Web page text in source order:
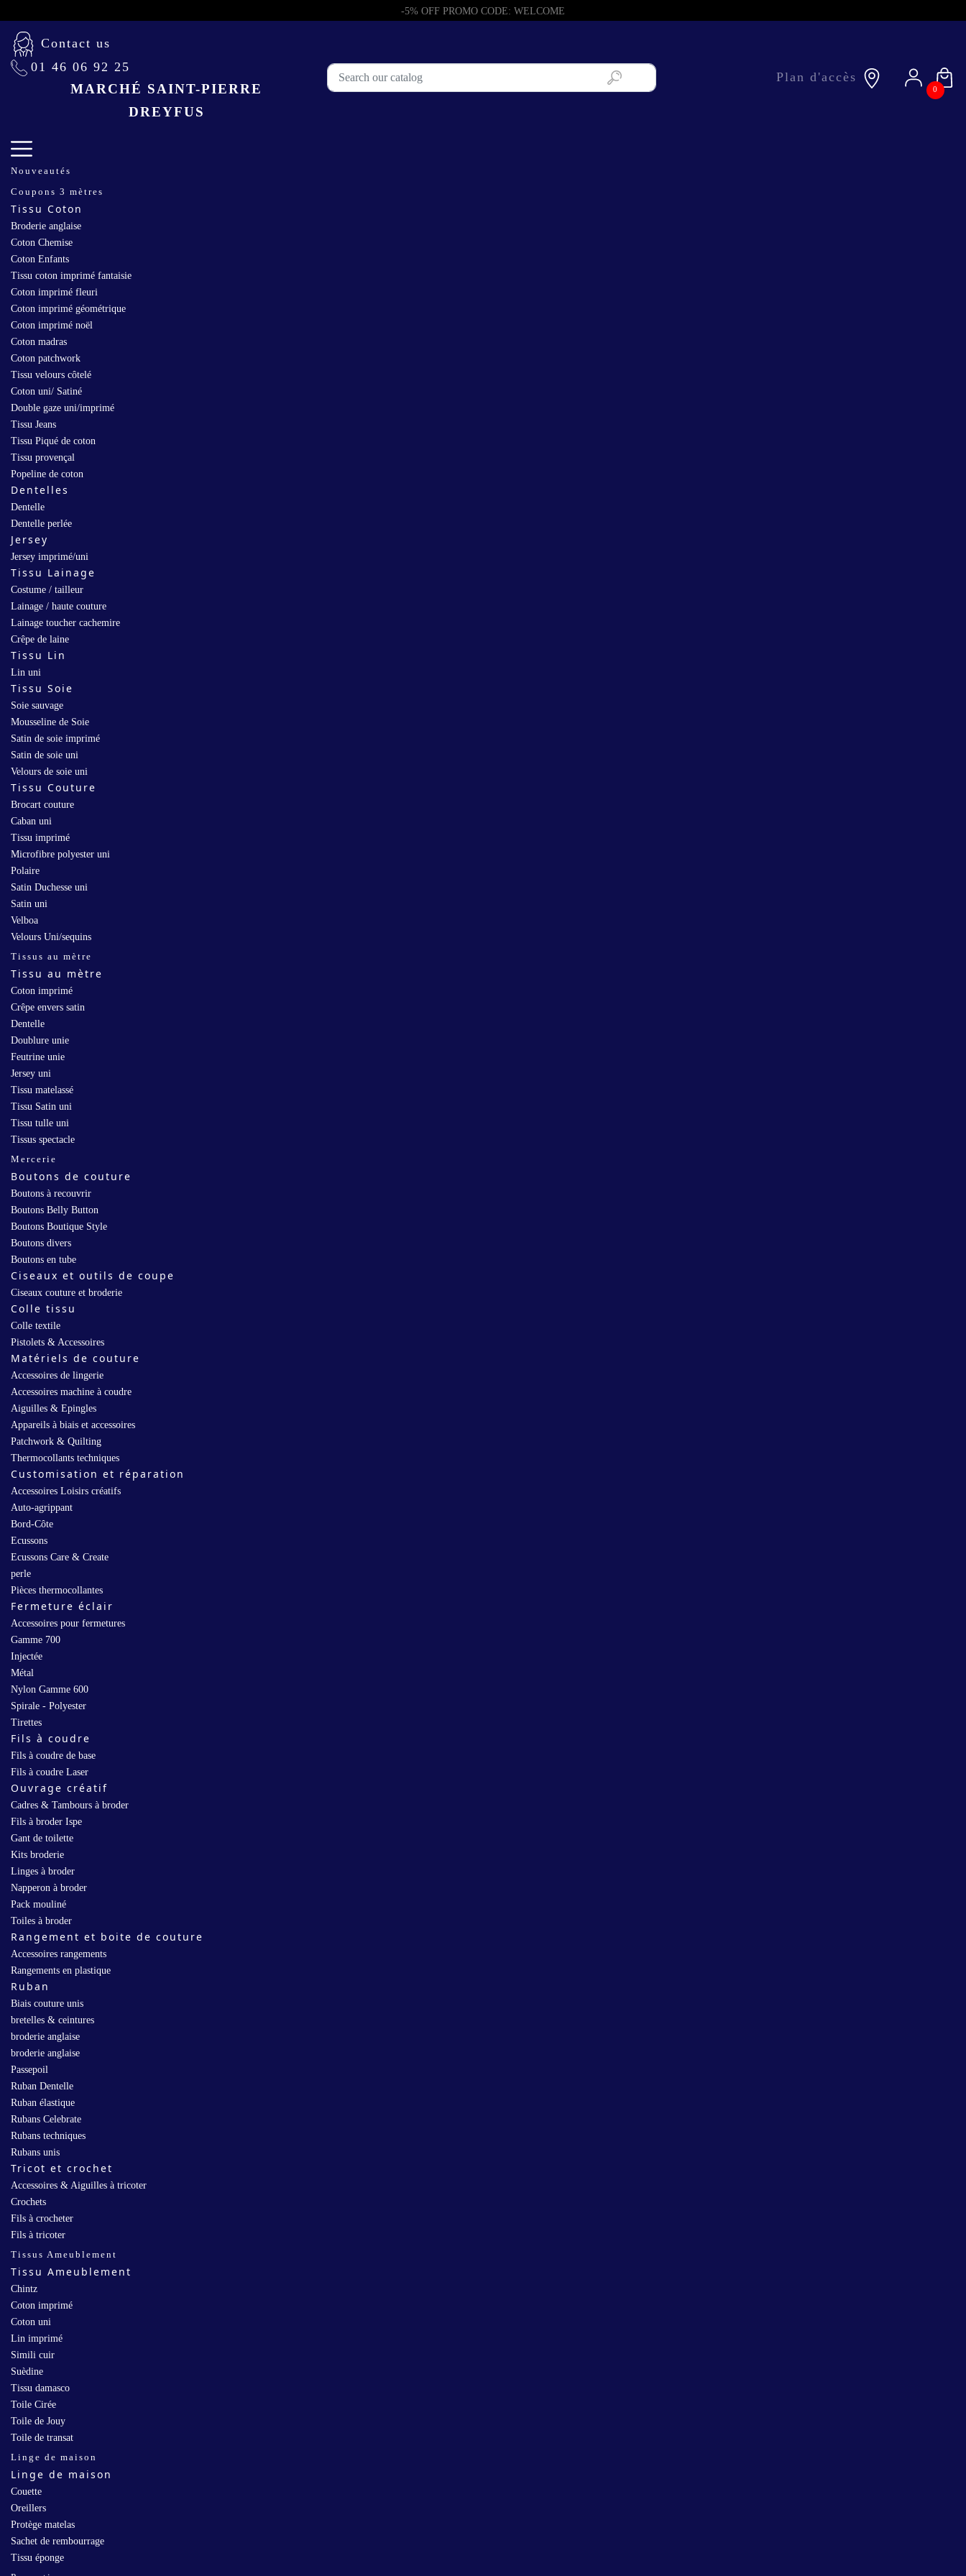
-5% OFF PROMO CODE: WELCOME
Contact us
01 46 06 92 25
MARCHÉ SAINT-PIERRE
DREYFUS
Plan d'accès
0
Nouveautés
Coupons 3 mètres
Tissu Coton
Broderie anglaise
Coton Chemise
Coton Enfants
Tissu coton imprimé fantaisie
Coton imprimé fleuri
Coton imprimé géométrique
Coton imprimé noël
Coton madras
Coton patchwork
Tissu velours côtelé
Coton uni/ Satiné
Double gaze uni/imprimé
Tissu Jeans
Tissu Piqué de coton
Tissu provençal
Popeline de coton
Dentelles
Dentelle
Dentelle perlée
Jersey
Jersey imprimé/uni
Tissu Lainage
Costume / tailleur
Lainage / haute couture
Lainage toucher cachemire
Crêpe de laine
Tissu Lin
Lin uni
Tissu Soie
Soie sauvage
Mousseline de Soie
Satin de soie imprimé
Satin de soie uni
Velours de soie uni
Tissu Couture
Brocart couture
Caban uni
Tissu imprimé
Microfibre polyester uni
Polaire
Satin Duchesse uni
Satin uni
Velboa
Velours Uni/sequins
Tissus au mètre
Tissu au mètre
Coton imprimé
Crêpe envers satin
Dentelle
Doublure unie
Feutrine unie
Jersey uni
Tissu matelassé
Tissu Satin uni
Tissu tulle uni
Tissus spectacle
Mercerie
Boutons de couture
Boutons à recouvrir
Boutons Belly Button
Boutons Boutique Style
Boutons divers
Boutons en tube
Ciseaux et outils de coupe
Ciseaux couture et broderie
Colle tissu
Colle textile
Pistolets & Accessoires
Matériels de couture
Accessoires de lingerie
Accessoires machine à coudre
Aiguilles & Epingles
Appareils à biais et accessoires
Patchwork & Quilting
Thermocollants techniques
Customisation et réparation
Accessoires Loisirs créatifs
Auto-agrippant
Bord-Côte
Ecussons
Ecussons Care & Create
perle
Pièces thermocollantes
Fermeture éclair
Accessoires pour fermetures
Gamme 700
Injectée
Métal
Nylon Gamme 600
Spirale - Polyester
Tirettes
Fils à coudre
Fils à coudre de base
Fils à coudre Laser
Ouvrage créatif
Cadres & Tambours à broder
Fils à broder Ispe
Gant de toilette
Kits broderie
Linges à broder
Napperon à broder
Pack mouliné
Toiles à broder
Rangement et boite de couture
Accessoires rangements
Rangements en plastique
Ruban
Biais couture unis
bretelles & ceintures
broderie anglaise
broderie anglaise
Passepoil
Ruban Dentelle
Ruban élastique
Rubans Celebrate
Rubans techniques
Rubans unis
Tricot et crochet
Accessoires & Aiguilles à tricoter
Crochets
Fils à crocheter
Fils à tricoter
Tissus Ameublement
Tissu Ameublement
Chintz
Coton imprimé
Coton uni
Lin imprimé
Simili cuir
Suèdine
Tissu damasco
Toile Cirée
Toile de Jouy
Toile de transat
Linge de maison
Linge de maison
Couette
Oreillers
Protège matelas
Sachet de rembourrage
Tissu éponge